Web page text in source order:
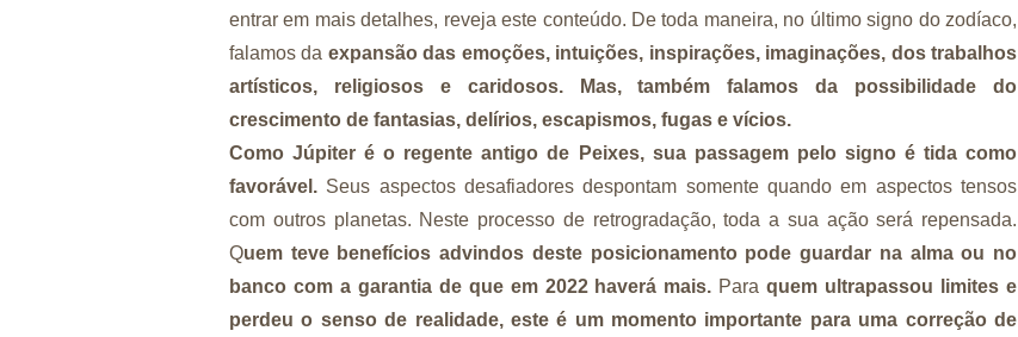
entrar em mais detalhes, reveja este conteúdo. De toda maneira, no último signo do zodíaco,
falamos da expansão das emoções, intuições, inspirações, imaginações, dos trabalhos
artísticos, religiosos e caridosos. Mas, também falamos da possibilidade do
crescimento de fantasias, delírios, escapismos, fugas e vícios.
Como Júpiter é o regente antigo de Peixes, sua passagem pelo signo é tida como
favorável. Seus aspectos desafiadores despontam somente quando em aspectos tensos
com outros planetas. Neste processo de retrogradação, toda a sua ação será repensada.
Quem teve benefícios advindos deste posicionamento pode guardar na alma ou no
banco com a garantia de que em 2022 haverá mais. Paraquem ultrapassou limites e
perdeu o senso de realidade, este é um momento importante para uma correção de